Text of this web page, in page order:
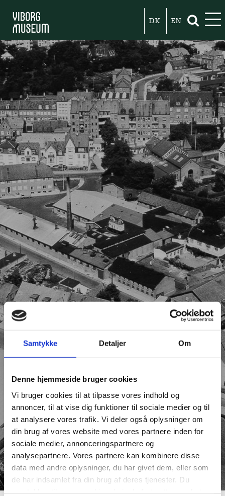
Samtykke Detaljer Om
Denne hjemmeside bruger cookies
Vi bruger cookies til at tilpasse vores indhold og
annoncer, til at vise dig funktioner til sociale medier og til
at analysere vores trafik. Vi deler også oplysninger om
din brug af vores website med vores partnere inden for
sociale medier, annonceringspartnere og
analysepartnere. Vores partnere kan kombinere disse
data med andre oplysninger, du har givet dem, eller som
de har indsamlet fra din brug af deres tjenester. Du
DK EN